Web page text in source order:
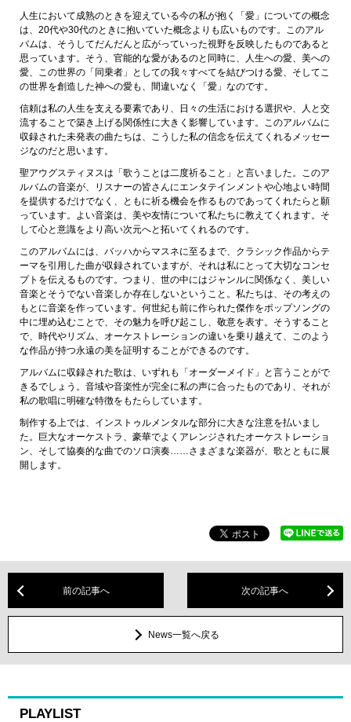
人生において成熟のときを迎えている今の私が抱く「愛」についての概念
は、20代や30代のときに抱いていた概念よりも広いものです。このアル
バムは、そうしてだんだんと広がっていった視野を反映したものであると
思っています。そう、官能的な愛があるのと同時に、人生への愛、美への
愛、この世界の「同乗者」としての我々すべてを結びつける愛、そしてこ
の世界を創造した神への愛も、間違いなく「愛」なのです。
信頼は私の人生を支える要素であり、日々の生活における選択や、人と交
流することで築き上げる関係性に大きく影響しています。このアルバムに
収録された未発表の曲たちは、こうした私の信念を伝えてくれるメッセー
ジなのだと思います。
聖アウグスティヌスは「歌うことは二度祈ること」と言いました。このア
ルバムの音楽が、リスナーの皆さんにエンタテインメントや心地よい時間
を提供するだけでなく、ともに祈る機会を作るものであってくれたらと願
っています。よい音楽は、美や友情について私たちに教えてくれます。そ
して心と意識をより高い次元へと拓いてくれるのです。
このアルバムには、バッハからマスネに至るまで、クラシック作品からテ
ーマを引用した曲が収録されていますが、それは私にとって大切なコンセ
プトを伝えるものです。つまり、世の中にはジャンルに関係なく、美しい
音楽とそうでない音楽しか存在しないということ。私たちは、その考えの
もとに音楽を作っています。何世紀も前に作られた傑作をポップソングの
中に埋め込むことで、その魅力を呼び起こし、敬意を表す。そうすること
で、時代やリズム、オーケストレーションの違いを乗り越えて、このよう
な作品が持つ永遠の美を証明することができるのです。
アルバムに収録された歌は、いずれも「オーダーメイド」と言うことがで
きるでしょう。音域や音楽性が完全に私の声に合ったものであり、それが
私の歌唱に明確な特徴をもたらしています。
制作する上では、インストゥルメンタルな部分に大きな注意を払いまし
た。巨大なオーケストラ、豪華でよくアレンジされたオーケストレーショ
ン、そして協奏的な曲でのソロ演奏……さまざまな楽器が、歌とともに展
開します。
前の記事へ 次の記事へ
News一覧へ戻る
PLAYLIST